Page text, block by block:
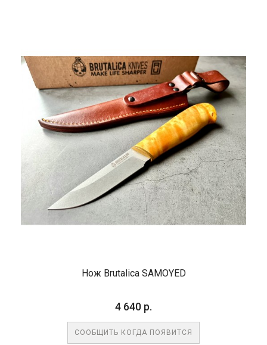
Нож Brutalica SAMOYED
4 640 р.
СООБЩИТЬ КОГДА ПОЯВИТСЯ